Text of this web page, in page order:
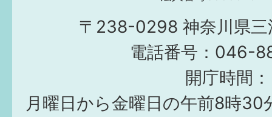
〒238-0298 神奈川県三
電話番号：046-
開庁時間：
月曜日から金曜日の午前8時30